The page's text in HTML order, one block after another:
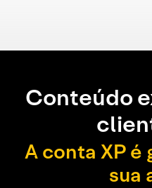
Conteúdo
A conta XP é
sua